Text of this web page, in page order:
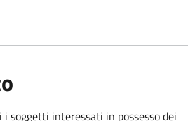
soggetti interessati in possesso dei